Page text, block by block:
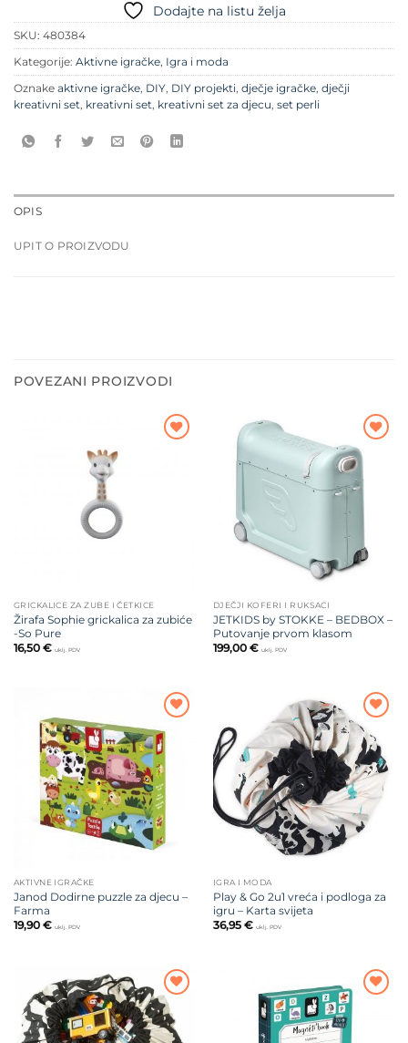
Dodajte na listu želja
SKU: 480384
Kategorije: Aktivne igračke, Igra i moda
Oznake aktivne igračke, DIY, DIY projekti, dječje igračke, dječji
kreativni set, kreativni set, kreativni set za djecu, set perli
OPIS
UPIT O PROIZVODU
POVEZANI PROIZVODI
GRICKALICE ZA ZUBE I ČETKICE
Žirafa Sophie grickalica za zubiće
-So Pure
16,50 € uklj. PDV
Dodajte
na listu
DJEČJI KOFERI I RUKSACI
JETKIDS by STOKKE – BEDBOX –
Putovanje prvom klasom
199,00 € uklj. PDV
Dodajte
na listu
želja
AKTIVNE IGRAČKE
Janod Dodirne puzzle za djecu –
Farma
19,90 € uklj. PDV
Dodajte
na listu
želja
IGRA I MODA
Play & Go 2u1 vreća i podloga za
igru – Karta svijeta
36,95 € uklj. PDV
Dodajte
na listu
želja
Dodajte